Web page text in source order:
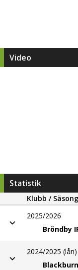
Video
Statistik
Klubb / Säsong
2025/2026
Bröndby
2024/2025 (lån)